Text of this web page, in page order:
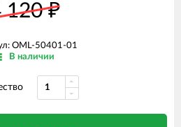
120₽
OML-50401-01
В наличии